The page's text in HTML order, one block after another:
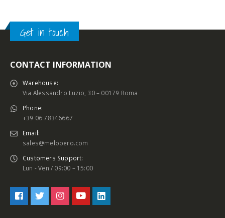
Get in touch
CONTACT INFORMATION
Warehouse:
Via Alessandro Luzio, 30 – 00179 Roma
Phone:
+39 06 78346667
Email:
sales@melopero.com
Customers Support:
Lun - Ven / 09:00 – 15:00